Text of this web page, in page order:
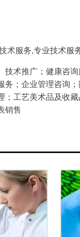
术服务,专业技术服
术推广；健康咨
；企业管理咨询
工艺美术品及收
销售